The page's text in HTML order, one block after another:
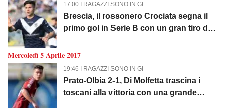
17:00 I RAGAZZI SONO IN GI
Brescia, il rossonero Crociata segna il
primo gol in Serie B con un gran tiro da
Mercoledì 5 Aprile 2017
19:46 I RAGAZZI SONO IN GI
Prato-Olbia 2-1, Di Molfetta trascina i
toscani alla vittoria con una grande